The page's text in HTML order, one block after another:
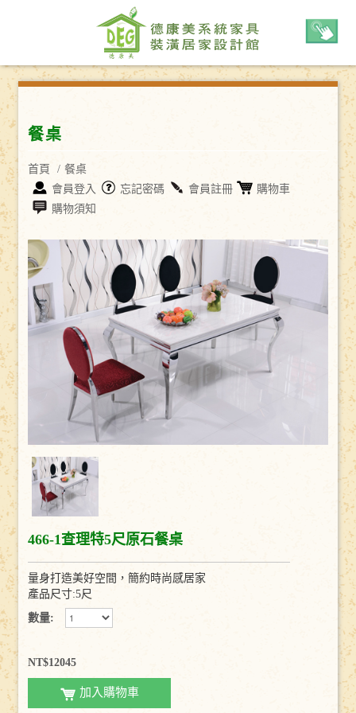
公司簡介
餐椅
Q點台中餐廳
影音作品專區
訊息中心
聯絡我們
餐桌
首頁 / 餐桌
會員登入
忘記密碼 會員註冊
購物車
購物須知
466-1查理特5尺原石餐桌
量身打造美好空間，簡約時尚感居家
產品尺寸:5尺
數量:
NT$12045
加入購物車